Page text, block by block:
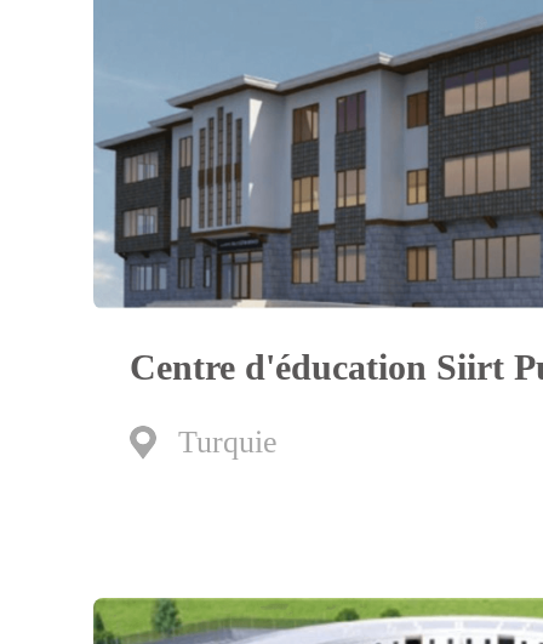
Centre d'éducation Siirt
Turquie